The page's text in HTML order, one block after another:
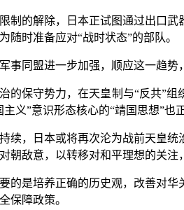
的解除，日本正试图通过出口武
随时准备应对“战时状态”的部队。
同盟进一步加强，顺应这一趋势
保守势力，在天皇制与“反共”组
义”意识形态核心的“靖国思想”也
，日本或将再次沦为战前天皇统
朝敌意，以转移对和平理想的关
是培养正确的历史观，改善对华
保障政策。